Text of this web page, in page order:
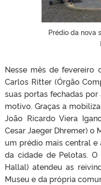
Prédio da nova
Nesse mês de fevereiro
Carlos Ritter (Órgão
suas portas fechadas
motivo. Graças a
João Ricardo Viera
Cesar Jaeger Dhremer) o
um prédio mais central
da cidade de Pelotas.
Hallal) atendeu as
Museu e da própria